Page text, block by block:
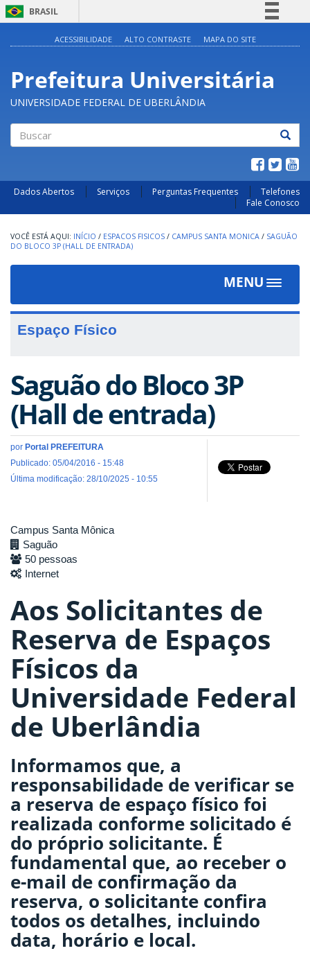
BRASIL
Participe
Acesso à informação
ACESSIBILIDADE ALTO CONTRASTE MAPA DO SITE
Prefeitura Universitária
UNIVERSIDADE FEDERAL DE UBERLÂNDIA
Dados Abertos Serviços Perguntas Frequentes
Telefones
Fale Conosco
INÍCIO / ESPACOS FISICOS / CAMPUS SANTA MONICA / SAGUÃO
DO BLOCO 3P (HALL DE ENTRADA)
MENU
Toggle
Espaço Físico
Saguão do Bloco 3P
(Hall de entrada)
por Portal PREFEITURA
Publicado: 05/04/2016 - 15:48
Última modificação: 28/10/2025 - 10:55
Campus Santa Mônica
Saguão
50 pessoas
Internet
Aos Solicitantes de
Reserva de Espaços
Físicos da
Universidade Federal
de Uberlândia
Informamos que, a
responsabilidade de verificar se
a reserva de espaço físico foi
realizada conforme solicitado é
do próprio solicitante. É
fundamental que, ao receber o
e-mail de confirmação da
reserva, o solicitante confira
todos os detalhes, incluindo
data, horário e local.